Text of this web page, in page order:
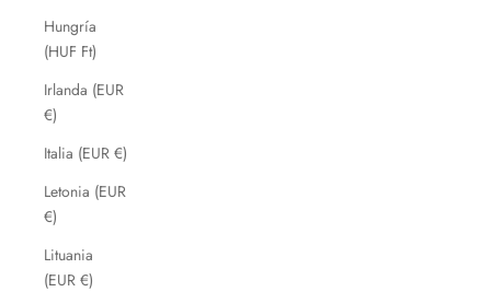
Hungría
(HUF Ft)
Irlanda (EUR
€)
Italia (EUR €)
Letonia (EUR
€)
Lituania
(EUR €)